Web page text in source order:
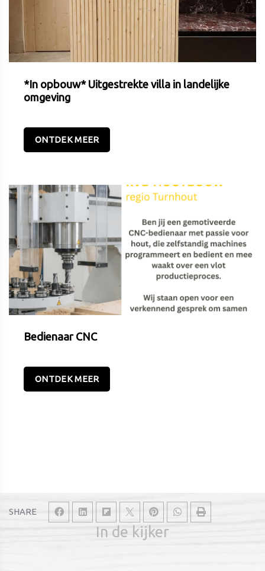
SHARE
*In opbouw* Uitgestrekte villa in landelijke
omgeving
ONTDEK MEER
Bedienaar CNC
ONTDEK MEER
In de kijker